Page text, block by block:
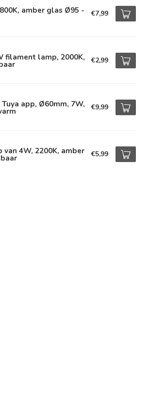
amber glas Ø95 - €7,99
filament lamp, 2000K, €2,99
app, Ø60mm, 7W, €9,99
4W, 2200K, amber €5,99